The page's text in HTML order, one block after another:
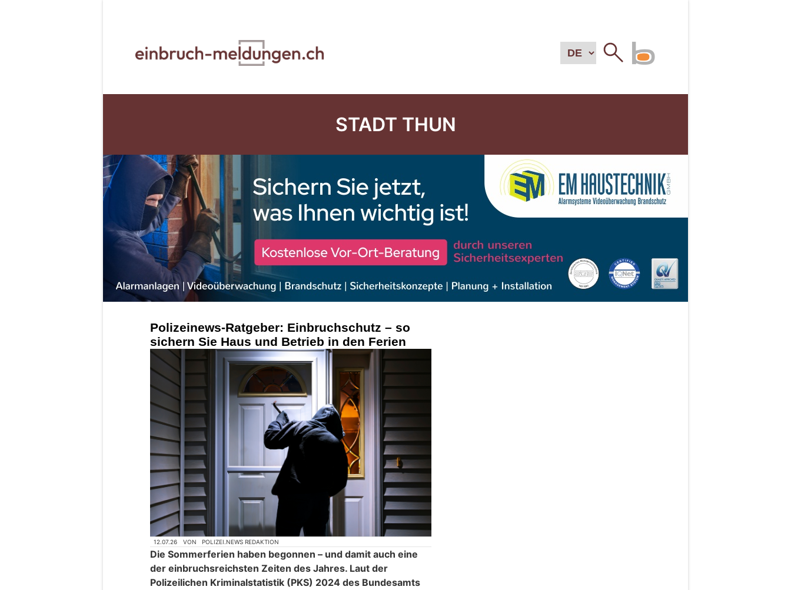
STADT THUN
Polizeinews-Ratgeber: Einbruchschutz – so
sichern Sie Haus und Betrieb in den Ferien
12.07.26 VON POLIZEI.NEWS REDAKTION
Die Sommerferien haben begonnen – und damit auch eine
der einbruchsreichsten Zeiten des Jahres. Laut der
Polizeilichen Kriminalstatistik (PKS) 2024 des Bundesamts